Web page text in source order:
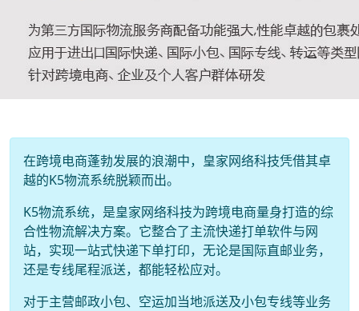
在跨境电商蓬勃发展的浪潮中，皇家网络科技凭借其卓
越的K5物流系统脱颖而出。
K5物流系统，是皇家网络科技为跨境电商量身打造的综
合性物流解决方案。它整合了主流快递打单软件与网
站，实现一站式快递下单打印，无论是国际直邮业务，
还是专线尾程派送，都能轻松应对。
对于主营邮政小包、空运加当地派送及小包专线等业务